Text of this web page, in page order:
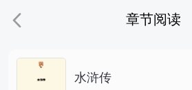
章节阅读
水浒传